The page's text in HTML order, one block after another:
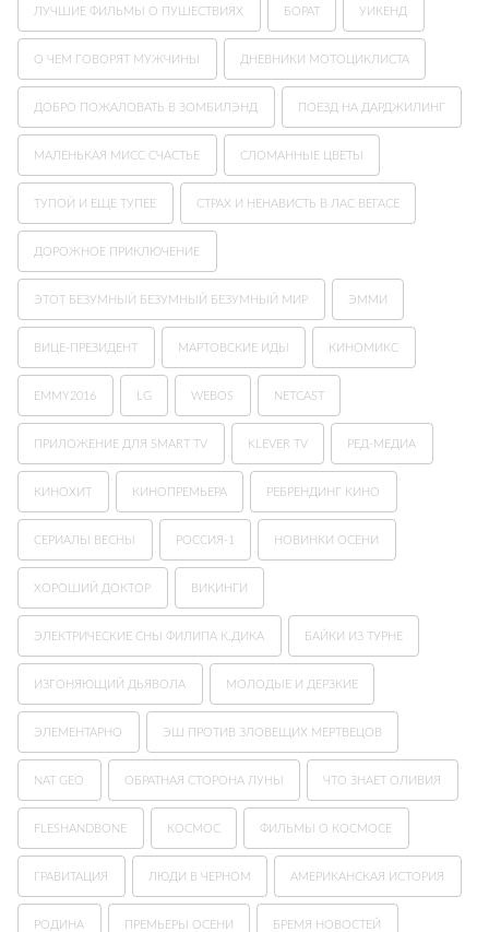
ЛУЧШИЕ ФИЛЬМЫ О ПУШЕСТВИЯХ БОРАТ УИКЕНД
О ЧЕМ ГОВОРЯТ МУЖЧИНЫ ДНЕВНИКИ МОТОЦИКЛИСТА
ДОБРО ПОЖАЛОВАТЬ В ЗОМБИЛЭНД ПОЕЗД НА ДАРДЖИЛИНГ
МАЛЕНЬКАЯ МИСС СЧАСТЬЕ СЛОМАННЫЕ ЦВЕТЫ
ТУПОЙ И ЕЩЕ ТУПЕЕ СТРАХ И НЕНАВИСТЬ В ЛАС ВЕГАСЕ
ДОРОЖНОЕ ПРИКЛЮЧЕНИЕ
ЭТОТ БЕЗУМНЫЙ БЕЗУМНЫЙ БЕЗУМНЫЙ МИР ЭММИ
ВИЦЕ-ПРЕЗИДЕНТ МАРТОВСКИЕ ИДЫ КИНОМИКС
EMMY2016 LG WEBOS NETCAST
ПРИЛОЖЕНИЕ ДЛЯ SMART TV KLEVER TV РЕД-МЕДИА
КИНОХИТ КИНОПРЕМЬЕРА РЕБРЕНДИНГ КИНО
СЕРИАЛЫ ВЕСНЫ РОССИЯ-1 НОВИНКИ ОСЕНИ
ХОРОШИЙ ДОКТОР ВИКИНГИ
ЭЛЕКТРИЧЕСКИЕ СНЫ ФИЛИПА К.ДИКА БАЙКИ ИЗ ТУРНЕ
ИЗГОНЯЮЩИЙ ДЬЯВОЛА МОЛОДЫЕ И ДЕРЗКИЕ
ЭЛЕМЕНТАРНО ЭШ ПРОТИВ ЗЛОВЕЩИХ МЕРТВЕЦОВ
NAT GEO ОБРАТНАЯ СТОРОНА ЛУНЫ ЧТО ЗНАЕТ ОЛИВИЯ
FLESHANDBONE КОСМОС ФИЛЬМЫ О КОСМОСЕ
ГРАВИТАЦИЯ ЛЮДИ В ЧЕРНОМ АМЕРИКАНСКАЯ ИСТОРИЯ
РОДИНА ПРЕМЬЕРЫ ОСЕНИ БРЕМЯ НОВОСТЕЙ